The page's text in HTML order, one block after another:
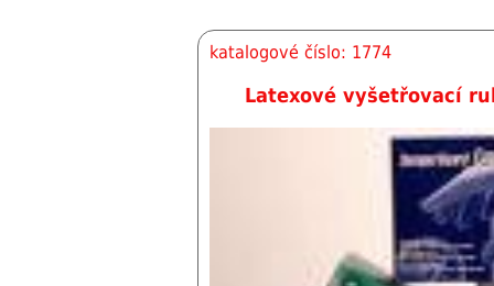
katalogové číslo: 1774
Latexové vyšetřovací